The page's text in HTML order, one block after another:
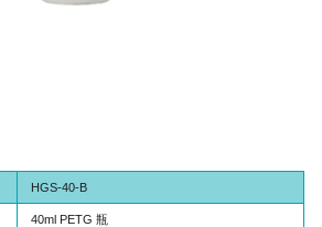
HGS-40-B
40ml PETG 瓶